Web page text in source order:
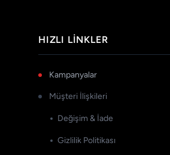
HIZLI LINKLER
Kampanyalar
Müşteri İlişkileri
Değişim & İade
Gizlilik Politikası